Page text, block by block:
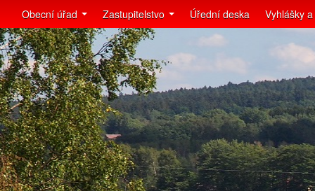
Obecní úřad Zastupitelstvo Úřední deska Vyhlášky